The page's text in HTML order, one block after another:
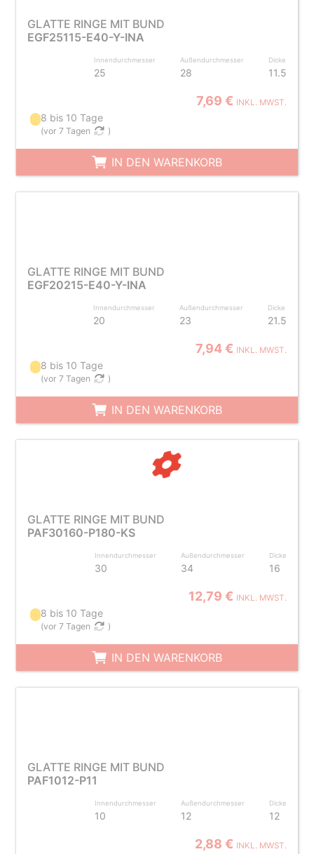
GLATTE RINGE MIT BUND
EGF25115-E40-Y-INA
Innendurchmesser
25
Außendurchmesser
28
Dicke
11.5
7,69 € INKL. MWST.
8 bis 10 Tage
(vor 7 Tagen )
IN DEN WARENKORB
GLATTE RINGE MIT BUND
EGF20215-E40-Y-INA
Innendurchmesser
20
Außendurchmesser
23
Dicke
21.5
7,94 € INKL. MWST.
8 bis 10 Tage
(vor 7 Tagen )
IN DEN WARENKORB
GLATTE RINGE MIT BUND
PAF30160-P180-KS
Innendurchmesser
30
Außendurchmesser
34
Dicke
16
12,79 € INKL. MWST.
8 bis 10 Tage
(vor 7 Tagen )
IN DEN WARENKORB
GLATTE RINGE MIT BUND
PAF1012-P11
Innendurchmesser
10
Außendurchmesser
12
Dicke
12
2,88 € INKL. MWST.